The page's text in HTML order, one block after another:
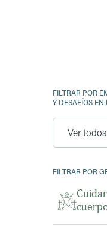
Filtros
FILTRAR POR
Y DESAFÍOS
FILTRAR POR